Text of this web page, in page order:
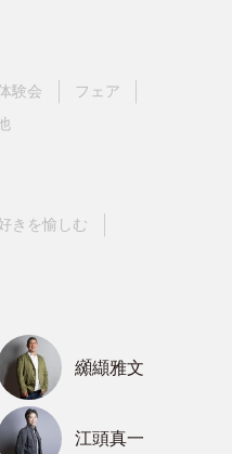
験会
フェア
きを愉しむ
纐纈雅文
江頭真一